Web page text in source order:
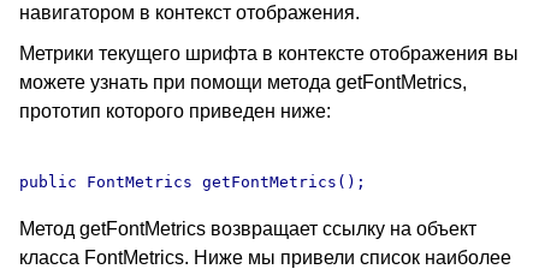
навигатором в контекст отображения.
Метрики текущего шрифта в контексте отображения вы
можете узнать при помощи метода getFontMetrics,
прототип которого приведен ниже:
Метод getFontMetrics возвращает ссылку на объект
класса FontMetrics. Ниже мы привели список наиболее